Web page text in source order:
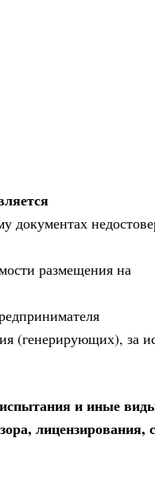
документах
размещения на
(генерирующих), за
испытания и иные
лицензирования,